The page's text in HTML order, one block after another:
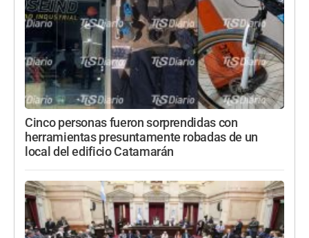
Cinco personas fueron sorprendidas con
herramientas presuntamente robadas de un
local del edificio Catamarán